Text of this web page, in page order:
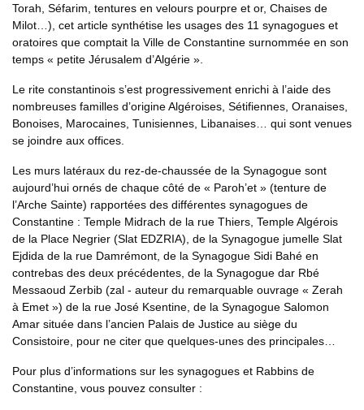
Torah, Séfarim, tentures en velours pourpre et or, Chaises de
Milot…), cet article synthétise les usages des 11 synagogues et
oratoires que comptait la Ville de Constantine surnommée en son
temps « petite Jérusalem d’Algérie ».
Le rite constantinois s’est progressivement enrichi à l’aide des
nombreuses familles d’origine Algéroises, Sétifiennes, Oranaises,
Bonoises, Marocaines, Tunisiennes, Libanaises… qui sont venues
se joindre aux offices.
Les murs latéraux du rez-de-chaussée de la Synagogue sont
aujourd’hui ornés de chaque côté de « Paroh’et » (tenture de
l’Arche Sainte) rapportées des différentes synagogues de
Constantine : Temple Midrach de la rue Thiers, Temple Algérois
de la Place Negrier (Slat EDZRIA), de la Synagogue jumelle Slat
Ejdida de la rue Damrémont, de la Synagogue Sidi Bahé en
contrebas des deux précédentes, de la Synagogue dar Rbé
Messaoud Zerbib (zal - auteur du remarquable ouvrage « Zerah
à Emet ») de la rue José Ksentine, de la Synagogue Salomon
Amar située dans l’ancien Palais de Justice au siège du
Consistoire, pour ne citer que quelques-unes des principales…
Pour plus d’informations sur les synagogues et Rabbins de
Constantine, vous pouvez consulter :